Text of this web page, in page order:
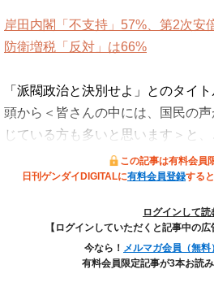
岸田内閣「不支持」57%、第2次安
防衛増税「反対」は66%
「派閥政治と決別せよ」とのタイ
頭から＜皆さんの中には、国民の
じている方も多いと思います＞と、
この記事は有料会員
日刊ゲンダイDIGITALに有料会員登録する
ログインして読
【ログインしていただくと記事中の広
今なら！ メルマガ会員（無料
有料会員限定記事が3本お読み